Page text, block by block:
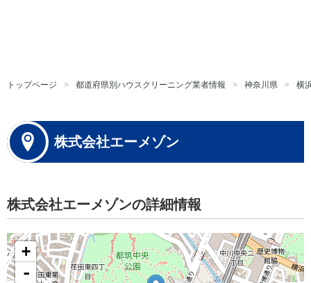
トップページ 都道府県別ハウスクリーニング業者情報 神奈川県 横
株式会社エーメゾン
株式会社エーメゾンの詳細情報
+
-